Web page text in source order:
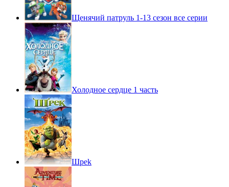
Щенячий патруль 1-13 сезон все серии
Холодное сердце 1 часть
Шpek